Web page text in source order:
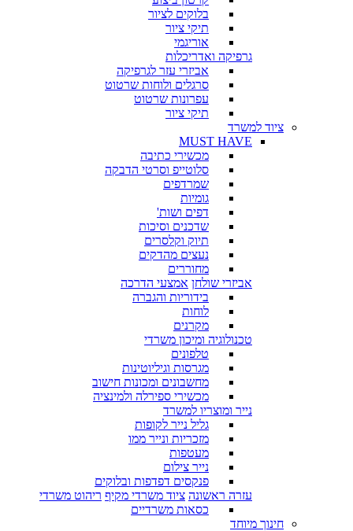
בלוקים לציור
תיקי ציור
אוריגמי
גרפיקה ואדריכלות
אביזרי עזר לגרפיקה
סרגלים ולוחות שרטוט
עפרונות שרטוט
תיקי ציור
ציוד למשרד
MUST HAVE
מכשירי כתיבה
סלוטייפ וסרטי הדבקה
שמרדפים
גומיות
דפים ושות'
שדכנים וסיכות
תיוק וקלסרים
נעצים מהדקים
מחוררים
אביזרי שולחן אמצעי הדרכה
בידוריות והגברה
לוחות
מקרנים
טכנולוגיה ומיכון משרדי
טלפונים
מגרסות וגיליוטינות
מחשבונים ומכונות חישוב
מכשירי ספירלה ולמינציה
נייר ומוצריו למשרד
גליל נייר לקופות
מזכריות ונייר ממו
מעטפות
נייר צילום
פנקסים דפדפות ובלוקים
עזרה ראשונה ציוד משרדי מקיף ריהוט משרדי
כסאות משרדיים
חינוך מיוחד